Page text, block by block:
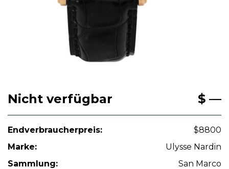
Nicht verfügbar $ —
Endverbraucherpreis:
$8800
Marke:
Ulysse Nardin
Sammlung:
San Marco